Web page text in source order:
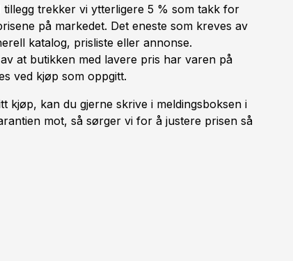
trekker vi ytterligere 5 % som takk for
på markedet. Det eneste som kreves av
katalog, prisliste eller annonse.
at butikken med lavere pris har varen på
ved kjøp som oppgitt.
kjøp, kan du gjerne skrive i meldingsboksen i
mot, så sørger vi for å justere prisen så